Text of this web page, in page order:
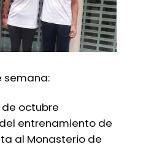
semana:
de octubre
entrenamiento de
al Monasterio de